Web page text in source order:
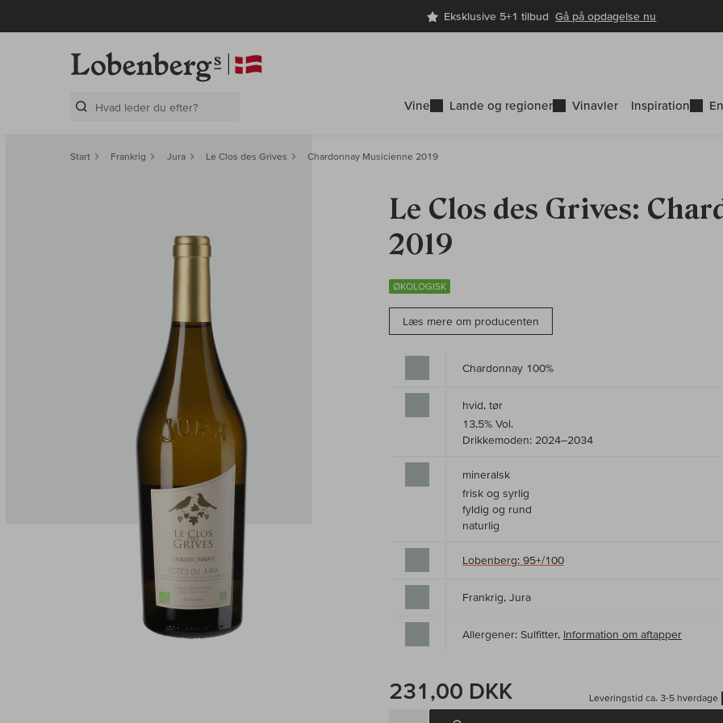
Eksklusive 5+1 tilbudGå på opdagelse nu
Vine Lande og regioner Vinavler Inspiration
Start Frankrig Jura Le Clos des Grives Chardonnay Musicienne 2019
Le Clos des Grives:
2019
ØKOLOGISK
Læs mere om producenten
Chardonnay 100%
hvid, tør
13,5% Vol.
Drikkemoden: 2024–2034
mineralsk
frisk og syrlig
fyldig og rund
naturlig
Lobenberg: 95+/100
Frankrig, Jura
Allergener: Sulfitter, Information om aftapper
231,00 DKK Leveringstid ca. 3-5 hverdage